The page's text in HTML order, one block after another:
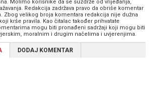
Molimo korisnike da se suzdrže od vrijeđanja,
Redakcija zadržava pravo da obriše komentar
Zbog velikog broja komentara redakcija nije dužna
krše pravila. Kao čitalac također prihvatate
mogu biti pronađeni sadržaji koji mogu biti
moralnim i drugim načelima i uvjerenjima.
DODAJ KOMENTAR